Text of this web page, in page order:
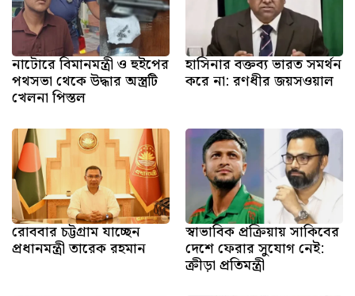
নাটোরে বিমানমন্ত্রী ও হুইপের
পথসভা থেকে উদ্ধার অস্ত্রটি
খেলনা পিস্তল
হাসিনার বক্তব্য ভারত সমর্থন
করে না: রণধীর জয়সওয়াল
রোববার চট্টগ্রাম যাচ্ছেন
প্রধানমন্ত্রী তারেক রহমান
স্বাভাবিক প্রক্রিয়ায় সাকিবের
দেশে ফেরার সুযোগ নেই:
ক্রীড়া প্রতিমন্ত্রী